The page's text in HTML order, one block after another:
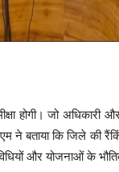
होगी। जो अधिकारी
ने बताया कि जिले की
और योजनाओं के